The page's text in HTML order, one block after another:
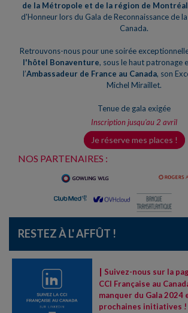
de la Métropole et de la région de Montréal
d'Honneur lors du Gala de Reconnaissance de
Canada.
Retrouvons-nous pour une soirée
l'hôtel Bonaventure, sous le haut patronage
l’Ambassadeur de France au Canada, son
Michel Miraillet.
Tenue de gala exigée
Inscription jusqu'au 2 avril
Je réserve mes places !
NOS PARTENAIRES :
RESTEZ À L' AFFÛT !
| Suivez-nous sur la
CCI Française au
manquer du Gala 2024
prochaines initiatives !